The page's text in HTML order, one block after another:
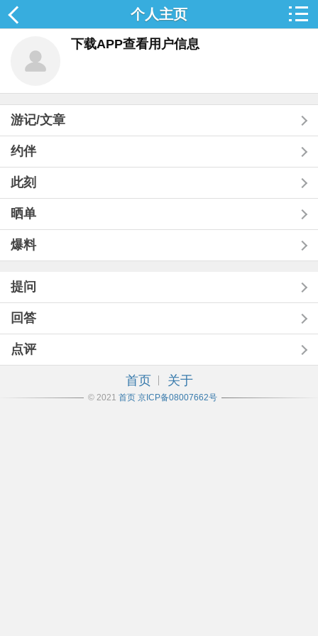
个人主页
下载APP查看用户信息
游记/文章
约伴
此刻
晒单
爆料
提问
回答
点评
首页 关于
© 2021 首页 京ICP备08007662号